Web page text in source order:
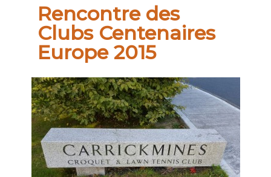
Rencontre des
Clubs Centenaires
Europe 2015